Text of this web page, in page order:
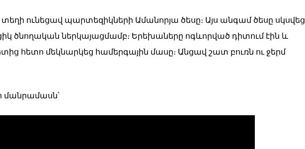
տեղի ունեցավ պարտեզիկների Ամանորյա ծեսը։ Այս անգամ ծեսը սկսվեց
ծնողական ներկայացմամբ։ Երեխաները ոգևորված դիտում էին և
հետո մեկնարկեց համերգային մասը։ Անցավ շատ բուռն ու ջերմ
մանրամասն՝